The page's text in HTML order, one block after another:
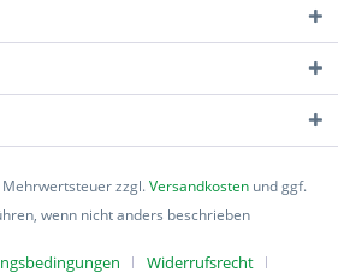
zzgl.Versandkosten und ggf.
wenn nicht anders beschrieben
Widerrufsrecht